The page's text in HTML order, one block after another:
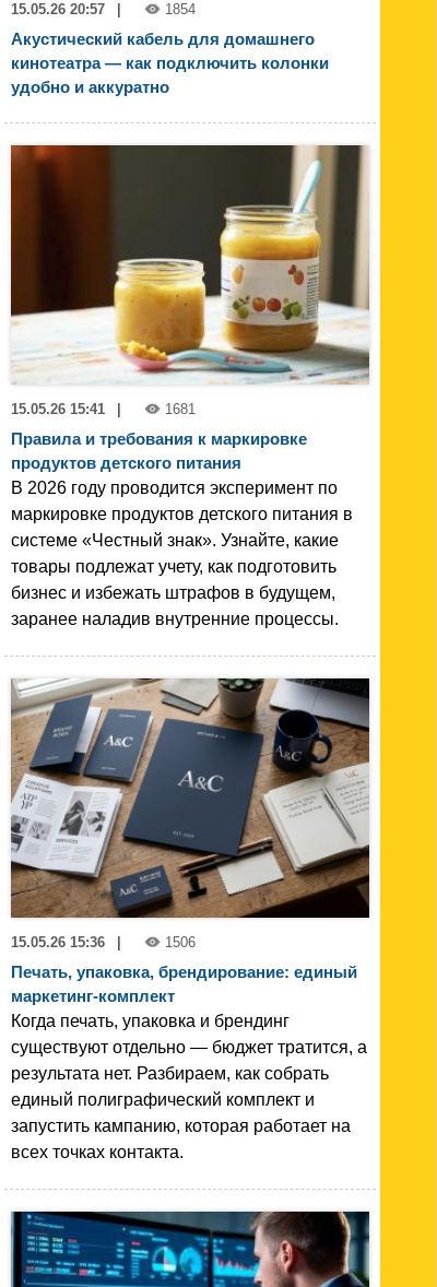
15.05.26 20:57 1854
Акустический кабель для домашнего
кинотеатра — как подключить колонки
удобно и аккуратно
15.05.26 15:41 1681
Правила и требования к маркировке
продуктов детского питания
В 2026 году проводится эксперимент по
маркировке продуктов детского питания в
системе «Честный знак». Узнайте, какие
товары подлежат учету, как подготовить
бизнес и избежать штрафов в будущем,
заранее наладив внутренние процессы.
15.05.26 15:36 | 1506
Печать, упаковка, брендирование: единый
маркетинг-комплект
Когда печать, упаковка и брендинг
существуют отдельно — бюджет тратится, а
результата нет. Разбираем, как собрать
единый полиграфический комплект и
запустить кампанию, которая работает на
всех точках контакта.